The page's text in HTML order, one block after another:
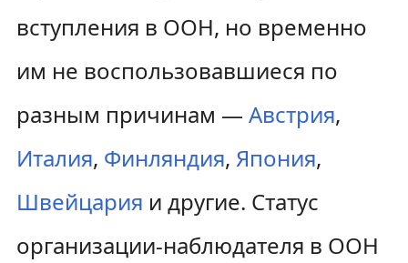
вступления в ООН, но временно
им не воспользовавшиеся по
разным причинам — Австрия,
Италия, Финляндия, Япония,
Швейцария и другие. Статус
организации-наблюдателя в ООН